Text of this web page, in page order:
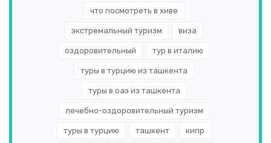
что посмотреть в хиве
экстремальный туризм виза
оздоровительный тур в италию
туры в турцию из ташкента
туры в оаэ из ташкента
лечебно-оздоровительный туризм
туры в турцию ташкент кипр